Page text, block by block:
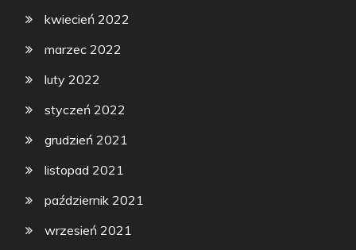
kwiecień 2022
marzec 2022
luty 2022
styczeń 2022
grudzień 2021
listopad 2021
październik 2021
wrzesień 2021